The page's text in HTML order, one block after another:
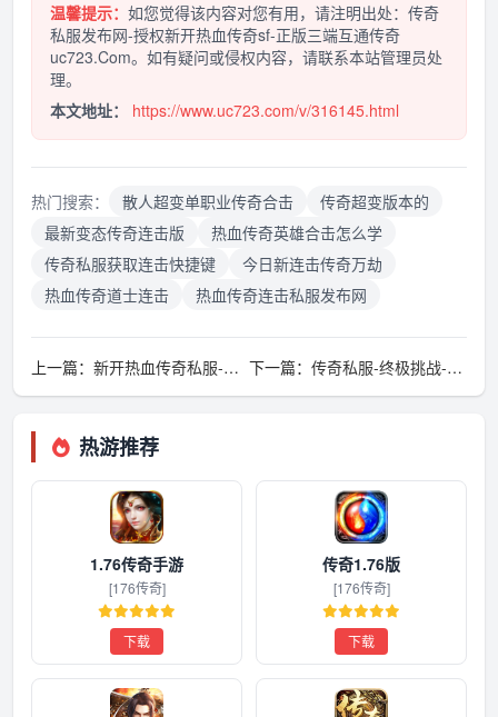
温馨提示： 如您觉得该内容对您有用，请注明出处：传奇
私服发布网-授权新开热血传奇sf-正版三端互通传奇
uc723.Com。如有疑问或侵权内容，请联系本站管理员处
理。
本文地址：
https://www.uc723.com/v/316145.html
热门搜索： 散人超变单职业传奇合击
传奇超变版本的
最新变态传奇连击版
热血传奇英雄合击怎么学
传奇私服获取连击快捷键
今日新连击传奇万劫
热血传奇道士连击
热血传奇连击私服发布网
上一篇： 新开热血传奇私服-苍月岛进阶-高级BOSS打法与团队配合 下一篇： 传奇私服-终极挑战-苍月岛隐藏任务与活动解析
热游推荐
1.76传奇手游
[176传奇]
下载
传奇1.76版
[176传奇]
下载